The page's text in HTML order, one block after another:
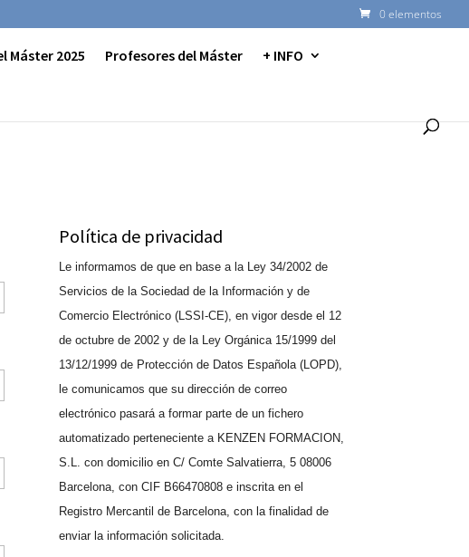
0 elementos
Máster 2025 Profesores del Máster + INFO
Política de privacidad
Le informamos de que en base a la Ley 34/2002 de
Servicios de la Sociedad de la Información y de
Comercio Electrónico (LSSI-CE), en vigor desde el 12
de octubre de 2002 y de la Ley Orgánica 15/1999 del
13/12/1999 de Protección de Datos Española (LOPD),
le comunicamos que su dirección de correo
electrónico pasará a formar parte de un fichero
automatizado perteneciente a KENZEN FORMACION,
S.L. con domicilio en C/ Comte Salvatierra, 5 08006
Barcelona, con CIF B66470808 e inscrita en el
Registro Mercantil de Barcelona, con la finalidad de
enviar la información solicitada.